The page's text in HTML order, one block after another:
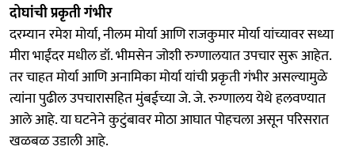
दोघांची प्रकृती गंभीर
दरम्यान रमेश मोर्या, नीलम मोर्या आणि राजकुमार मोर्या यांच्यावर सध्या
मीरा भाईंदर मधील डॉ. भीमसेन जोशी रुग्णालयात उपचार सुरू आहेत.
तर चाहत मोर्या आणि अनामिका मोर्या यांची प्रकृती गंभीर असल्यामुळे
त्यांना पुढील उपचारासहित मुंबईच्या जे. जे. रुग्णालय येथे हलवण्यात
आले आहे. या घटनेने कुटुंबावर मोठा आघात पोहचला असून परिसरात
खळबळ उडाली आहे.